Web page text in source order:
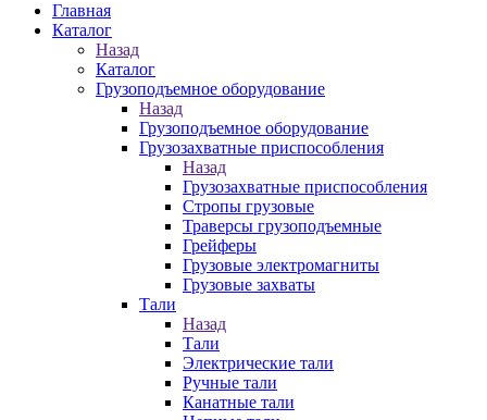
Главная
Каталог
Назад
Каталог
Грузоподъемное оборудование
Назад
Грузоподъемное оборудование
Грузозахватные приспособления
Назад
Грузозахватные приспособления
Стропы грузовые
Траверсы грузоподъемные
Грейферы
Грузовые электромагниты
Грузовые захваты
Тали
Назад
Тали
Электрические тали
Ручные тали
Канатные тали